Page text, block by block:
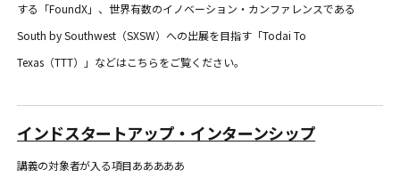
する「FoundX」、世界有数のイノベーション・カンファレンスである
South by Southwest（SXSW）への出展を目指す「Todai To
Texas（TTT）」などはこちらをご覧ください。
インドスタートアップ・インターンシップ
講義の対象者が入る項目あああああ